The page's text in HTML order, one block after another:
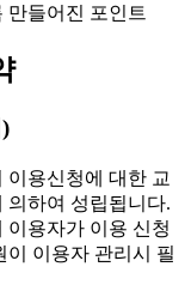
만들어진 포인트
용신청에 대한 교
의하여 성립됩니다.
용자가 이용 신청
이 이용자 관리시 필